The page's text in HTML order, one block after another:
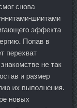
снова
шиитами
эффекта
Попав в
перехват
не так
и размер
их выполнения.
новых